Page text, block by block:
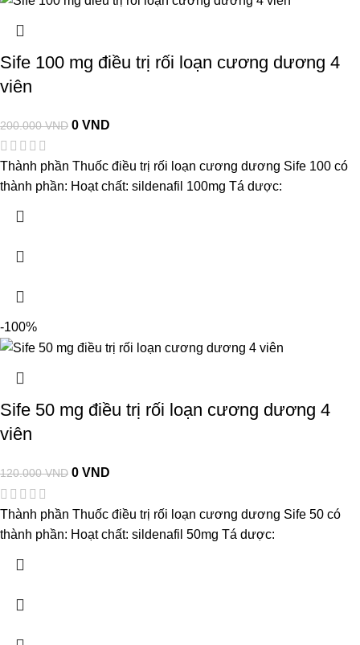
Sife 100 mg điều trị rối loạn cương dương 4
viên
200.000VND 0VND
Thành phần Thuốc điều trị rối loạn cương dương Sife 100 có
thành phần: Hoạt chất: sildenafil 100mg Tá dược:
-100%
Sife 50 mg điều trị rối loạn cương dương 4
viên
120.000VND 0VND
Thành phần Thuốc điều trị rối loạn cương dương Sife 50 có
thành phần: Hoạt chất: sildenafil 50mg Tá dược: